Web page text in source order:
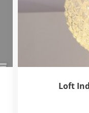
Loft